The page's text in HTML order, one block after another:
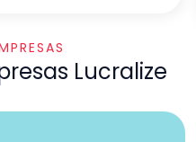
Lucralize